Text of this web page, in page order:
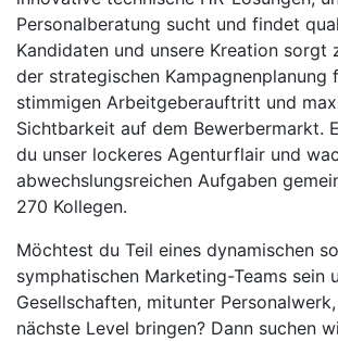
Personalberatung sucht und findet
Kandidaten und unsere Kreation sorgt
der strategischen Kampagnenplanung
stimmigen Arbeitgeberauftritt und
Sichtbarkeit auf dem Bewerbermarkt.
du unser lockeres Agenturflair und
abwechslungsreichen Aufgaben
270 Kollegen.
Möchtest du Teil eines dynamischen
symphatischen Marketing-Teams sein
Gesellschaften, mitunter
nächste Level bringen? Dann suchen